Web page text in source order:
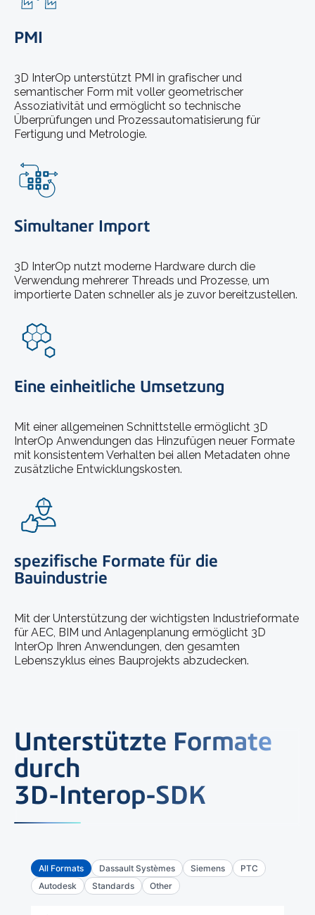
PMI
3D InterOp unterstützt PMI in grafischer und
semantischer Form mit voller geometrischer
Assoziativität und ermöglicht so technische
Überprüfungen und Prozessautomatisierung für
Fertigung und Metrologie.
Simultaner Import
3D InterOp nutzt moderne Hardware durch die
Verwendung mehrerer Threads und Prozesse, um
importierte Daten schneller als je zuvor bereitzustellen.
Eine einheitliche Umsetzung
Mit einer allgemeinen Schnittstelle ermöglicht 3D
InterOp Anwendungen das Hinzufügen neuer Formate
mit konsistentem Verhalten bei allen Metadaten ohne
zusätzliche Entwicklungskosten.
spezifische Formate für die
Bauindustrie
Mit der Unterstützung der wichtigsten Industrieformate
für AEC, BIM und Anlagenplanung ermöglicht 3D
InterOp Ihren Anwendungen, den gesamten
Lebenszyklus eines Bauprojekts abzudecken.
Unterstützte Formate
durch
3D-Interop-SDK
All Formats Dassault Systèmes Siemens
PTC
Autodesk
Standards Other